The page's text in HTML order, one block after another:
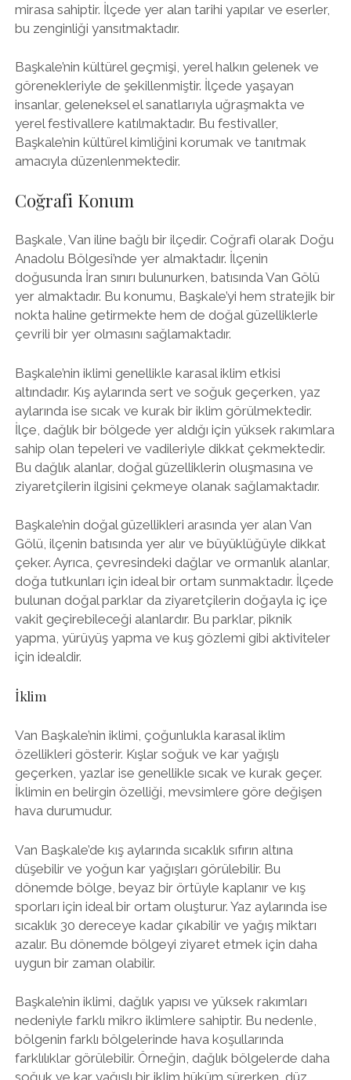
mirasa sahiptir. İlçede yer alan tarihi yapılar ve eserler,
bu zenginliği yansıtmaktadır.
Başkale’nin kültürel geçmişi, yerel halkın gelenek ve
görenekleriyle de şekillenmiştir. İlçede yaşayan
insanlar, geleneksel el sanatlarıyla uğraşmakta ve
yerel festivallere katılmaktadır. Bu festivaller,
Başkale’nin kültürel kimliğini korumak ve tanıtmak
amacıyla düzenlenmektedir.
Coğrafi Konum
Başkale, Van iline bağlı bir ilçedir. Coğrafi olarak Doğu
Anadolu Bölgesi’nde yer almaktadır. İlçenin
doğusunda İran sınırı bulunurken, batısında Van Gölü
yer almaktadır. Bu konumu, Başkale’yi hem stratejik bir
nokta haline getirmekte hem de doğal güzelliklerle
çevrili bir yer olmasını sağlamaktadır.
Başkale’nin iklimi genellikle karasal iklim etkisi
altındadır. Kış aylarında sert ve soğuk geçerken, yaz
aylarında ise sıcak ve kurak bir iklim görülmektedir.
İlçe, dağlık bir bölgede yer aldığı için yüksek rakımlara
sahip olan tepeleri ve vadileriyle dikkat çekmektedir.
Bu dağlık alanlar, doğal güzelliklerin oluşmasına ve
ziyaretçilerin ilgisini çekmeye olanak sağlamaktadır.
Başkale’nin doğal güzellikleri arasında yer alan Van
Gölü, ilçenin batısında yer alır ve büyüklüğüyle dikkat
çeker. Ayrıca, çevresindeki dağlar ve ormanlık alanlar,
doğa tutkunları için ideal bir ortam sunmaktadır. İlçede
bulunan doğal parklar da ziyaretçilerin doğayla iç içe
vakit geçirebileceği alanlardır. Bu parklar, piknik
yapma, yürüyüş yapma ve kuş gözlemi gibi aktiviteler
için idealdir.
İklim
Van Başkale’nin iklimi, çoğunlukla karasal iklim
özellikleri gösterir. Kışlar soğuk ve kar yağışlı
geçerken, yazlar ise genellikle sıcak ve kurak geçer.
İklimin en belirgin özelliği, mevsimlere göre değişen
hava durumudur.
Van Başkale’de kış aylarında sıcaklık sıfırın altına
düşebilir ve yoğun kar yağışları görülebilir. Bu
dönemde bölge, beyaz bir örtüyle kaplanır ve kış
sporları için ideal bir ortam oluşturur. Yaz aylarında ise
sıcaklık 30 dereceye kadar çıkabilir ve yağış miktarı
azalır. Bu dönemde bölgeyi ziyaret etmek için daha
uygun bir zaman olabilir.
Başkale’nin iklimi, dağlık yapısı ve yüksek rakımları
nedeniyle farklı mikro iklimlere sahiptir. Bu nedenle,
bölgenin farklı bölgelerinde hava koşullarında
farklılıklar görülebilir. Örneğin, dağlık bölgelerde daha
soğuk ve kar yağışlı bir iklim hüküm sürerken, düz